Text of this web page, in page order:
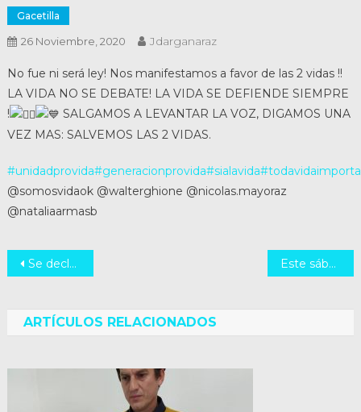
Gacetilla
26 Noviembre, 2020 Jdarganaraz
No fue ni será ley! Nos manifestamos a favor de las 2 vidas !!
LA VIDA NO SE DEBATE! LA VIDA SE DEFIENDE SIEMPRE
!
SALGAMOS A LEVANTAR LA VOZ, DIGAMOS UNA
VEZ MAS: SALVEMOS LAS 2 VIDAS.
#unidadprovida#generacionprovida#sialavida#todavidaimporta
@somosvidaok @walterghione @nicolas.mayoraz
@nataliaarmasb
Navegación
entradas
Se declara ciudad a la localidad de San Vicente Este sábado 28 estamos todos invitados a salir a las calles en favor de las 2 vidas
ARTÍCULOS RELACIONADOS